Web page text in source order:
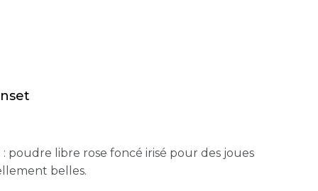
poudre libre rose foncé irisé pour des joues
belles.